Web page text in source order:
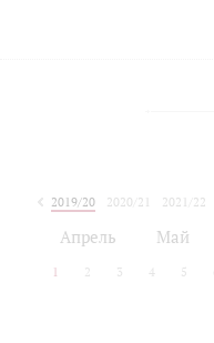
2019/20 2020/21 2021/22
Апрель Май
1 2 3 4 5